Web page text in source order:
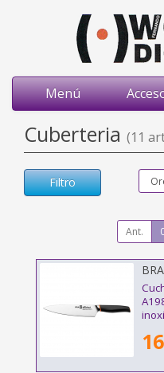
Menú
Cuberteria (11
Filtro
Ant.